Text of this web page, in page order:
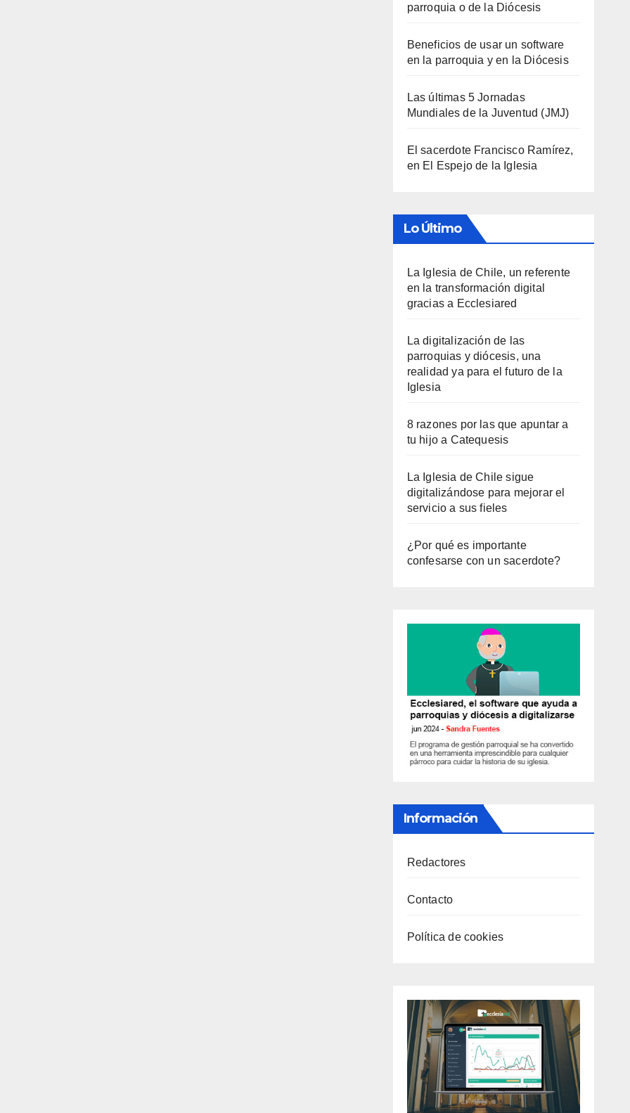
parroquia o de la Diócesis
Beneficios de usar un software
en la parroquia y en la Diócesis
Las últimas 5 Jornadas
Mundiales de la Juventud (JMJ)
El sacerdote Francisco Ramírez,
en El Espejo de la Iglesia
Lo Último
La Iglesia de Chile, un referente
en la transformación digital
gracias a Ecclesiared
La digitalización de las
parroquias y diócesis, una
realidad ya para el futuro de la
Iglesia
8 razones por las que apuntar a
tu hijo a Catequesis
La Iglesia de Chile sigue
digitalizándose para mejorar el
servicio a sus fieles
¿Por qué es importante
confesarse con un sacerdote?
Información
Redactores
Contacto
Política de cookies